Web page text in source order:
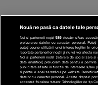
Nouă ne pasă ca datele tale
Noi și partenerii noștri589stocăm și/sau
prelucrarea datelor cu caracter personal.
puteți opune utilizării unui interes legitim în
raportate partenerilor noștri și nu vă vor afecta
Noi si partenerii nostri (retelele de socializare
date analitice) prelucram date pentru a
publicitare afisate in functie de interesele si/sau
si pentru a analiza traficul pe website.
datelor cu caracter personal. Aceste drepturi
acceptati folosirea tuturor Tehnologiilor de tip